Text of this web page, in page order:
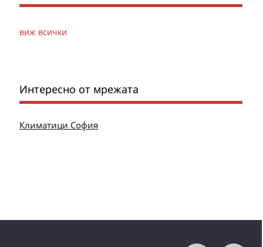
виж всички
Интересно от мрежата
Климатици София